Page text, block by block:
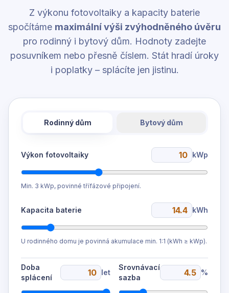
Z výkonu fotovoltaiky a kapacity baterie
spočítáme maximální výši zvýhodněného úvěru
pro rodinný i bytový dům. Hodnoty zadejte
posuvníkem nebo přesně číslem. Stát hradí úroky
i poplatky – splácíte jen jistinu.
Rodinný dům Bytový dům
Výkon fotovoltaiky kWp
Min. 3 kWp, povinné třífázové připojení.
Kapacita baterie kWh
U rodinného domu je povinná akumulace min. 1:1 (kWh ≥ kWp).
Doba
splácení
let
Srovnávací
sazba
%